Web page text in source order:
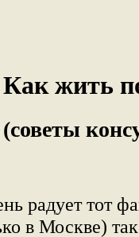
Как жить
(советы
радует тот
в Москве)